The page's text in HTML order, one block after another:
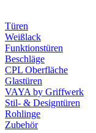
Türen
Weißlack
Funktionstüren
Beschläge
CPL Oberfläche
Glastüren
VAYA by Griffwerk
Stil- & Designtüren
Rohlinge
Zubehör